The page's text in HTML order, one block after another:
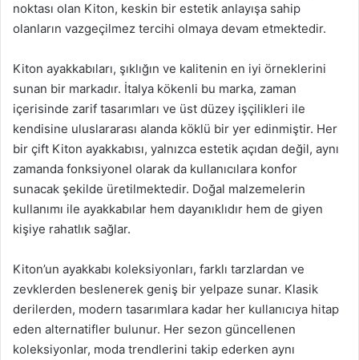
noktası olan Kiton, keskin bir estetik anlayışa sahip
olanların vazgeçilmez tercihi olmaya devam etmektedir.
Kiton ayakkabıları, şıklığın ve kalitenin en iyi örneklerini
sunan bir markadır. İtalya kökenli bu marka, zaman
içerisinde zarif tasarımları ve üst düzey işçilikleri ile
kendisine uluslararası alanda köklü bir yer edinmiştir. Her
bir çift Kiton ayakkabısı, yalnızca estetik açıdan değil, aynı
zamanda fonksiyonel olarak da kullanıcılara konfor
sunacak şekilde üretilmektedir. Doğal malzemelerin
kullanımı ile ayakkabılar hem dayanıklıdır hem de giyen
kişiye rahatlık sağlar.
Kiton’un ayakkabı koleksiyonları, farklı tarzlardan ve
zevklerden beslenerek geniş bir yelpaze sunar. Klasik
derilerden, modern tasarımlara kadar her kullanıcıya hitap
eden alternatifler bulunur. Her sezon güncellenen
koleksiyonlar, moda trendlerini takip ederken aynı